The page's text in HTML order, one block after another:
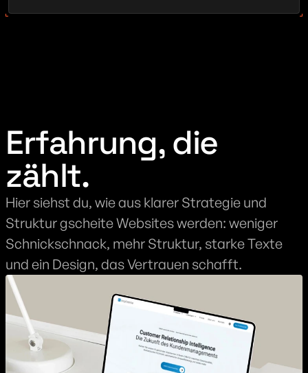
Erfahrung, die
zählt.
Hier siehst du, wie aus klarer Strategie und
Struktur gscheite Websites werden: weniger
Schnickschnack, mehr Struktur, starke Texte
und ein Design, das Vertrauen schafft.